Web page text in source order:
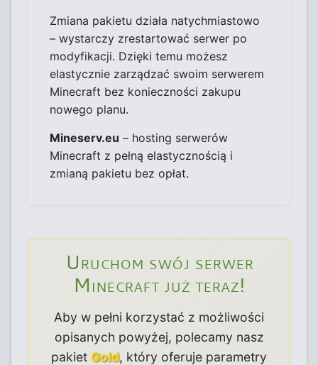
Zmiana pakietu działa natychmiastowo
– wystarczy zrestartować serwer po
modyfikacji. Dzięki temu możesz
elastycznie zarządzać swoim serwerem
Minecraft bez konieczności zakupu
nowego planu.
Mineserv.eu – hosting serwerów
Minecraft z pełną elastycznością i
zmianą pakietu bez opłat.
Uruchom swój serwer
Minecraft już teraz!
Aby w pełni korzystać z możliwości
opisanych powyżej, polecamy nasz
pakiet Gold, który oferuje parametry